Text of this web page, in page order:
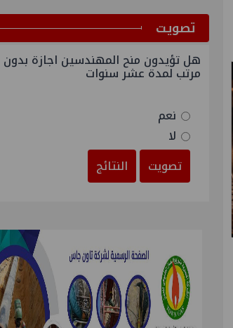
ﺗﺼﻮﻳﺖ
هل تؤيدون منح المهندسين اجازة بدون
مرتب لمدة عشر سنوات
نعم
لا
تصويت
النتائج